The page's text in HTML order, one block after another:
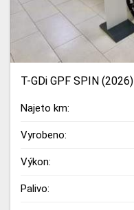
T-GDi GPF SPIN (2026)
Najeto km:
Vyrobeno:
Výkon:
Palivo: